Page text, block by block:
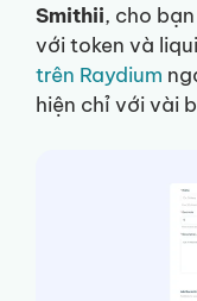
Smithii, cho
với token và
trên Raydium
hiện chỉ với vài